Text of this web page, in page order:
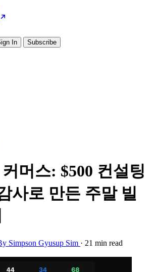
In Subscribe
머스: $500 컨설팅
사로 만든 주말 빌
Simpson Gyusup Sim · 21 min read